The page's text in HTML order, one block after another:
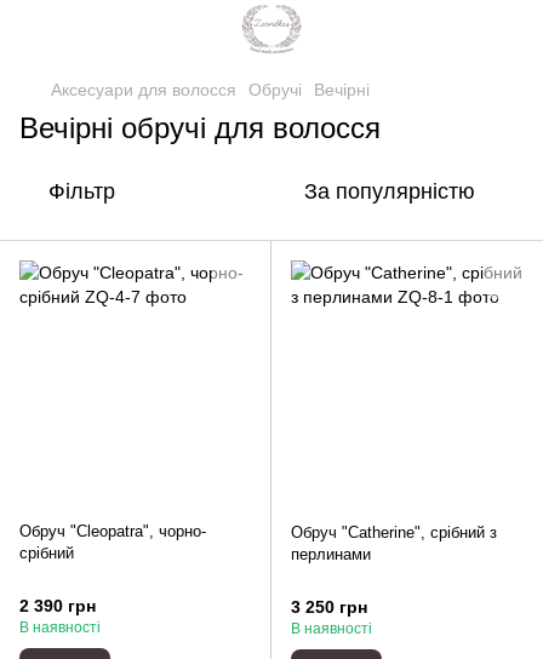
Аксесуари для волосся Обручі Вечірні
Вечірні обручі для волосся
Фільтр За популярністю
Обруч "Cleopatra", чорно-
срібний
2 390 грн
В наявності
Обруч "Catherine", срібний з
перлинами
3 250 грн
В наявності